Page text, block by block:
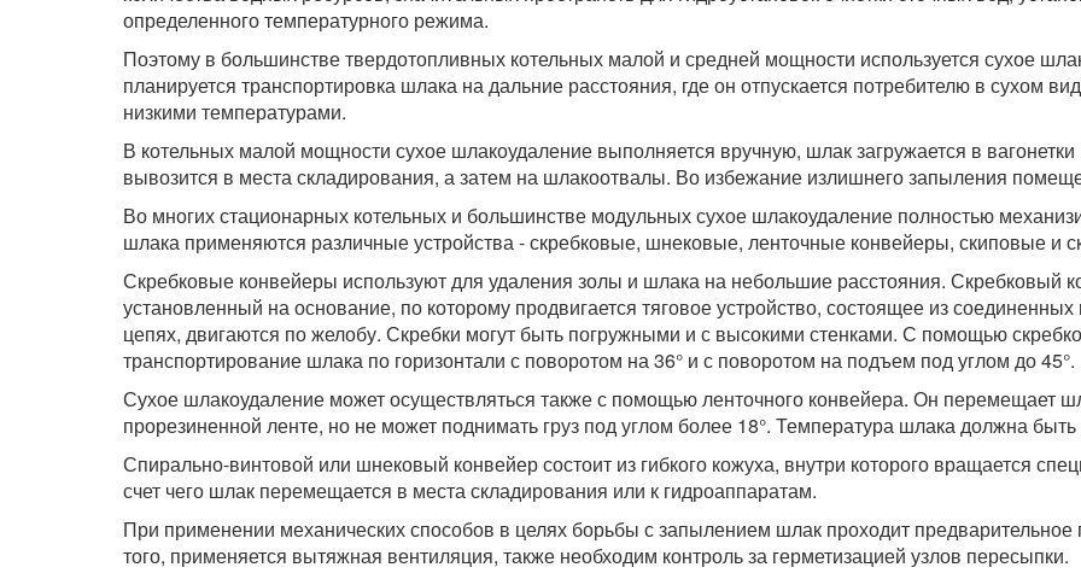
определенного температурного режима.
Поэтому в большинстве твердотопливных котельных малой и средней мощности используется сухое
планируется транспортировка шлака на дальние расстояния, где он отпускается потребителю в сухом
низкими температурами.
В котельных малой мощности сухое шлакоудаление выполняется вручную, шлак загружается в
вывозится в места складирования, а затем на шлакоотвалы. Во избежание излишнего запыления
Во многих стационарных котельных и большинстве модульных сухое шлакоудаление полностью
шлака применяются различные устройства - скребковые, шнековые, ленточные конвейеры, скиповые и
Скребковые конвейеры используют для удаления золы и шлака на небольшие расстояния. Скребковый
установленный на основание, по которому продвигается тяговое устройство, состоящее из
цепях, двигаются по желобу. Скребки могут быть погружными и с высокими стенками. С помощью
транспортирование шлака по горизонтали с поворотом на 36° и с поворотом на подъем под углом до 45°.
Сухое шлакоудаление может осуществляться также с помощью ленточного конвейера. Он перемещает
прорезиненной ленте, но не может поднимать груз под углом более 18°. Температура шлака должна
Спирально-винтовой или шнековый конвейер состоит из гибкого кожуха, внутри которого вращается
счет чего шлак перемещается в места складирования или к гидроаппаратам.
При применении механических способов в целях борьбы с запылением шлак проходит
того, применяется вытяжная вентиляция, также необходим контроль за герметизацией узлов пересыпки.